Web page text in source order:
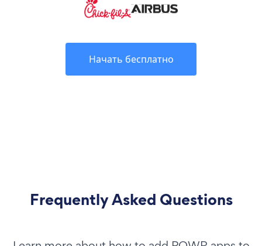
Начать бесплатно
Frequently Asked Questions